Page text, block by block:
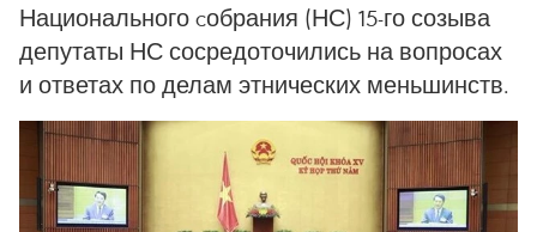
Национального cобрания (НС) 15-го созыва
депутаты НС сосредоточились на вопросах
и ответах по делам этнических меньшинств.